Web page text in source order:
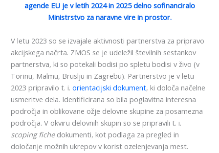
agende EU je v letih 2024 in 2025 delno sofinanciralo
Ministrstvo za naravne vire in prostor.
V letu 2023 so se izvajale aktivnosti partnerstva za pripravo
akcijskega načrta. ZMOS se je udeležil številnih sestankov
partnerstva, ki so potekali bodisi po spletu bodisi v živo (v
Torinu, Malmu, Bruslju in Zagrebu). Partnerstvo je v letu
2023 pripravilo t. i.orientacijski dokument, ki določa načelne
usmeritve dela. Identificirana so bila poglavitna interesna
področja in oblikovane ožje delovne skupine za posamezna
področja. V okviru delovnih skupin so se pripravili t. i.
scoping fichedokumenti, kot podlaga za pregled in
določanje možnih ukrepov v korist ozelenjevanja mest.